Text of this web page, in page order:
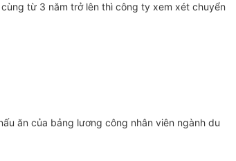
từ 3 năm trở lên thì công ty xem xét chuyển
ăn của bảng lương công nhân viên ngành du